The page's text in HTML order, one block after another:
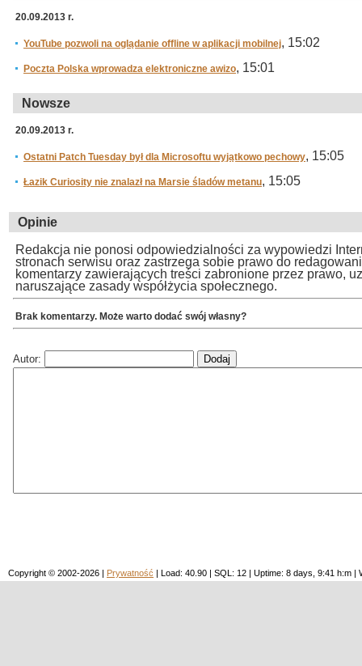
20.09.2013 r.
YouTube pozwoli na oglądanie offline w aplikacji mobilnej, 15:02
Poczta Polska wprowadza elektroniczne awizo, 15:01
Nowsze
20.09.2013 r.
Ostatni Patch Tuesday był dla Microsoftu wyjątkowo pechowy, 15:05
Łazik Curiosity nie znalazł na Marsie śladów metanu, 15:05
Opinie
Redakcja nie ponosi odpowiedzialności za wypowiedzi
stronach serwisu oraz zastrzega sobie prawo do
komentarzy zawierających treści zabronione przez prawo,
naruszające zasady współżycia społecznego.
Brak komentarzy. Może warto dodać swój własny?
Autor:
Copyright © 2002-2026 | Prywatność | Load: 40.90 | SQL: 12 | Uptime: 8 days, 9:41 h:m